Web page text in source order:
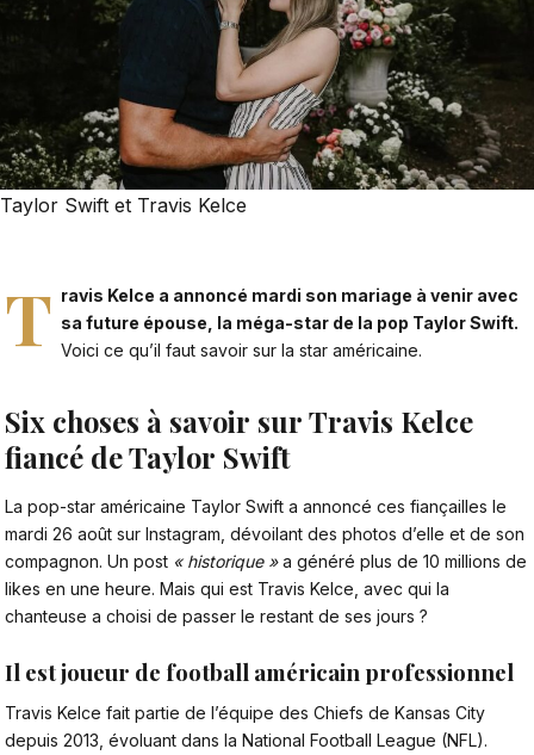
Taylor Swift et Travis Kelce
T ravis Kelce a annoncé mardi son mariage à venir avec
sa future épouse, la méga-star de la pop Taylor Swift.
Voici ce qu’il faut savoir sur la star américaine.
Six choses à savoir sur Travis Kelce
fiancé de Taylor Swift
La pop-star américaine Taylor Swift a annoncé ces fiançailles le
mardi 26 août sur Instagram , dévoilant des photos d’elle et de son
compagnon. Un post « historique »a généré plus de 10 millions de
likes en une heure. Mais qui est Travis Kelce, avec qui la
chanteuse a choisi de passer le restant de ses jours ?
Il est joueur de football américain professionnel
Travis Kelce fait partie de l’équipe des Chiefs de Kansas City
depuis 2013, évoluant dans la National Football League (NFL).